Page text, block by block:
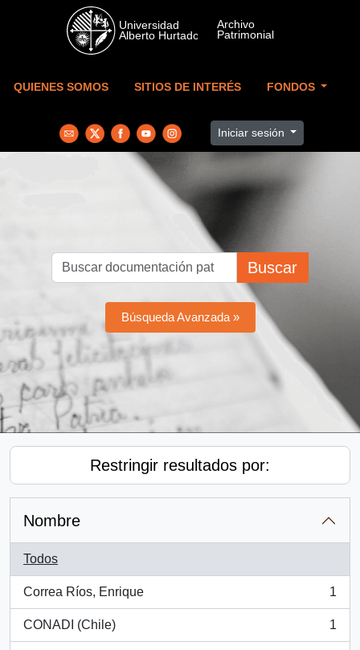
Skip to main content
QUIENES SOMOS SITIOS DE INTERÉS FONDOS
Iniciar sesión
Buscar
Búsqueda Avanzada »
Restringir resultados por:
Nombre
Todos
Correa Ríos, Enrique
, 1 resultados
1
CONADI (Chile)
, 1 resultados
1